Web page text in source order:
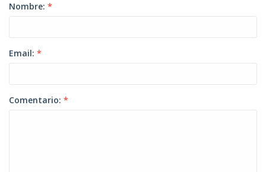
Nombre: *
Email: *
Comentario: *